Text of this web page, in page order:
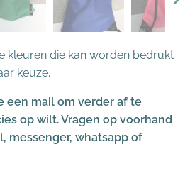
kleuren die kan worden bedrukt
keuze.
een mail om verder af te
op wilt. Vragen op voorhand
messenger, whatsapp of